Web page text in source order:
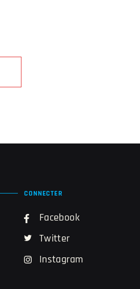
CONNECTER
Facebook
Twitter
Instagram